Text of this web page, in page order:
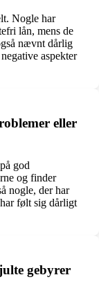
Nogle har
lån, mens de
nævnt dårlig
aspekter
eller
god
og finder
nogle, der har
følt sig dårligt
gebyrer